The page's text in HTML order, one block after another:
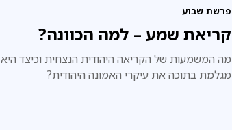
פרשת שבוע
קריאת שמע – למה הכוונה?
מה המשמעות של הקריאה היהודית הנצחית וכיצד היא
מגלמת בתוכה את עיקרי האמונה היהודית?